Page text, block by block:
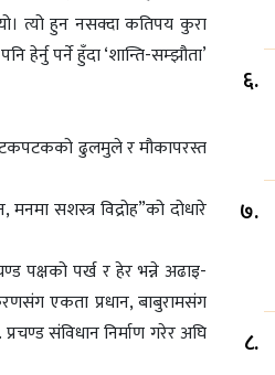
त्यो हुन नसक्दा कतिपय कुरा
पर्ने हुँदा ‘शान्ति-सम्झौता’
पटकपटकको ढुलमुले र मौकापरस्त
सशस्त्र विद्रोह”को दोधारे
पक्षको पर्ख र हेर भन्ने अढाइ-
एकता प्रधान, बाबुरामसंग
संविधान निर्माण गरेर अघि